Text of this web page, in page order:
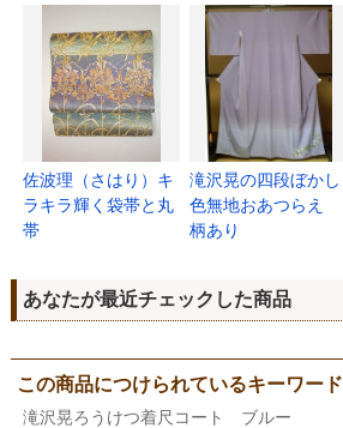
佐波理（さはり）キ
ラキラ輝く袋帯と丸
帯
滝沢晃の四段ぼかし
色無地おあつらえ
柄あり
あなたが最近チェックした商品
この商品につけられているキーワード
滝沢晃ろうけつ着尺コート ブルー